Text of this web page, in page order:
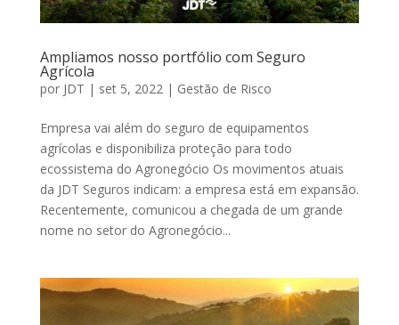
Ampliamos nosso portfólio com Seguro
Agrícola
por JDT | set 5, 2022| Gestão de Risco
Empresa vai além do seguro de equipamentos
agrícolas e disponibiliza proteção para todo
ecossistema do Agronegócio Os movimentos atuais
da JDT Seguros indicam: a empresa está em expansão.
Recentemente, comunicou a chegada de um grande
nome no setor do Agronegócio...